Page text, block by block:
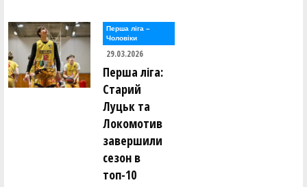
Перша лiга –
Чоловiки
29.03.2026
Перша ліга:
Старий
Луцьк та
Локомотив
завершили
сезон в
топ-10